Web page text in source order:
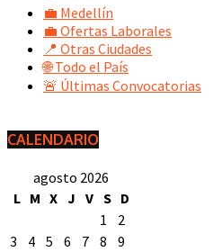
💼 Medellín
💼 Ofertas Laborales
📍 Otras Ciudades
🌐 Todo el País
🚨 Últimas Convocatorias
CALENDARIO
agosto 2026
L M X J V S D
1
2
3
4 5 6 7 8
9